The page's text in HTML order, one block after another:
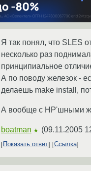
Я так понял, что SLES
несколько раз
принципиальное
А по поводу железок -
делаешь make install,
А вообще с HP'шными
boatman ★ (09.11.2005
Показать ответ Ссылка